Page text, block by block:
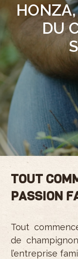
DU
TOUT
PASSION
Tout
de
l’entreprise